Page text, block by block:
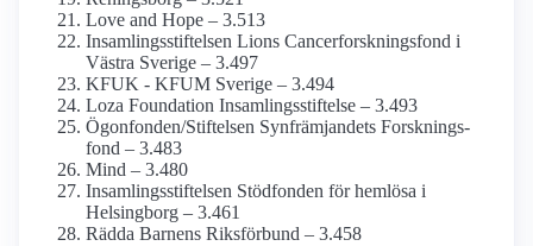
Love and Hope – 3.513
Insamlings­stiftelsen Lions Cancerforsknings­fond i
Västra Sverige – 3.497
KFUK - KFUM Sverige – 3.494
Loza Foundation Insamlings­stiftelse – 3.493
Ögonfonden/­Stiftelsen Synfrämjandets Forsknings­
fond – 3.483
Mind – 3.480
Insamlings­stiftelsen Stödfonden för hemlösa i
Helsingborg – 3.461
Rädda Barnens Riksförbund – 3.458